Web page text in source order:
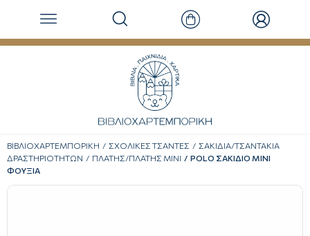
ΒΙΒΛΙΟΧΑΡΤΕΜΠΟΡΙΚΗ ΣΧΟΛΙΚΕΣ ΤΣΑΝΤΕΣ
ΣΑΚΙΔΙΑ/ΤΣΑΝΤΑΚΙΑ
ΔΡΑΣΤΗΡΙΟΤΗΤΩΝ
ΠΛΑΤΗΣ/ΠΛΑΤΗΣ ΜΙΝΙ
POLO ΣΑΚΙΔΙΟ MINI
ΦΟΥΞΙΑ